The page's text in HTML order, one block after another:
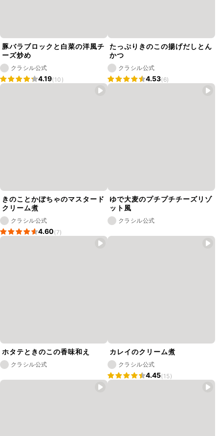
豚バラブロックと白菜の洋風チ
ーズ炒め
クラシル公式
4.19(10)
たっぷりきのこの揚げだしとん
かつ
クラシル公式
4.53(6)
きのことかぼちゃのマスタード
クリーム煮
クラシル公式
4.60(7)
ゆで大麦のプチプチチーズリゾ
ット風
クラシル公式
ホタテときのこの香味和え
クラシル公式
カレイのクリーム煮
クラシル公式
4.45(15)